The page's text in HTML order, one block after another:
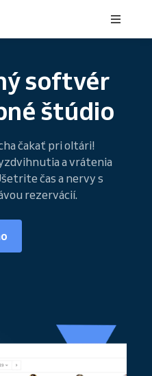
softvér
štúdio
čakať pri oltári!
a vrátenia
čas a nervy s
rezervácií.